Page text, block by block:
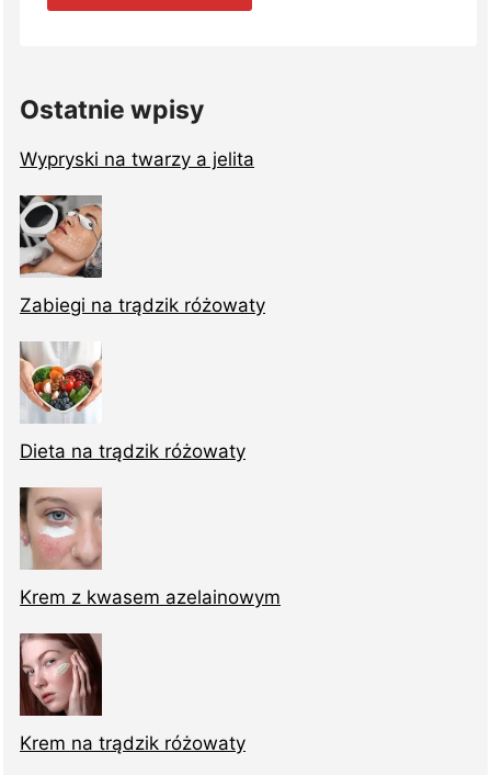
Ostatnie wpisy
Wypryski na twarzy a jelita
Zabiegi na trądzik różowaty
Dieta na trądzik różowaty
Krem z kwasem azelainowym
Krem na trądzik różowaty